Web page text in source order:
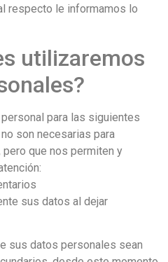
respecto le informamos lo
utilizaremos
para las siguientes
son necesarias para
que nos permiten y
sus datos al dejar
sus datos personales sean